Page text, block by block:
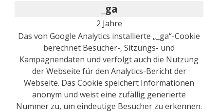
_ga
2 Jahre
Das von Google Analytics installierte „_ga“-Cookie
berechnet Besucher-, Sitzungs- und
Kampagnendaten und verfolgt auch die Nutzung
der Webseite für den Analytics-Bericht der
Webseite. Das Cookie speichert Informationen
anonym und weist eine zufällig generierte
Nummer zu, um eindeutige Besucher zu erkennen.